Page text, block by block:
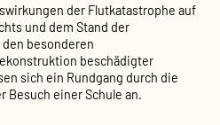
der Flutkatastrophe auf
und dem Stand der
besonderen
beschädigter
sich ein Rundgang durch die
Besuch einer Schule an.